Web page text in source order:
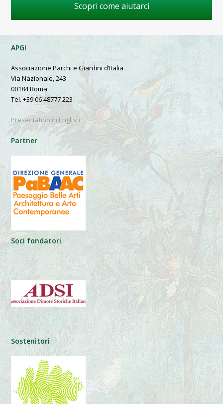
Scopri come aiutarci
APGI
Associazione Parchi e Giardini d’Italia
Via Nazionale, 243
00184 Roma
Tel. +39 06 48777 223
Presentation in English
Partner
Soci fondatori
Sostenitori